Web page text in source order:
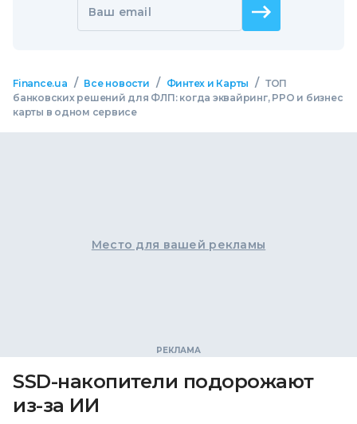
Ваш email
Finance.ua / Все новости / Финтех и Карты / ТОП
банковских решений для ФЛП: когда эквайринг, РРО и бизнес
карты в одном сервисе
Место для вашей рекламы
SSD-накопители подорожают
из-за ИИ